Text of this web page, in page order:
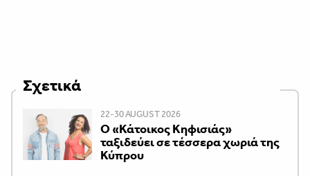
Σχετικά
22-30 AUGUST 2026
Ο «Κάτοικος Κηφισιάς»
ταξιδεύει σε τέσσερα χωριά της
Κύπρου